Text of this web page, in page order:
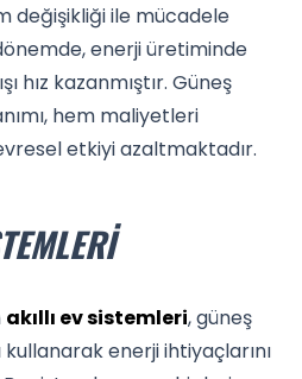
değişikliği ile mücadele
enerji üretiminde
hız kazanmıştır. Güneş
hem maliyetleri
etkiyi azaltmaktadır.
akıllı ev sistemleri, güneş
enerji ihtiyaçlarını